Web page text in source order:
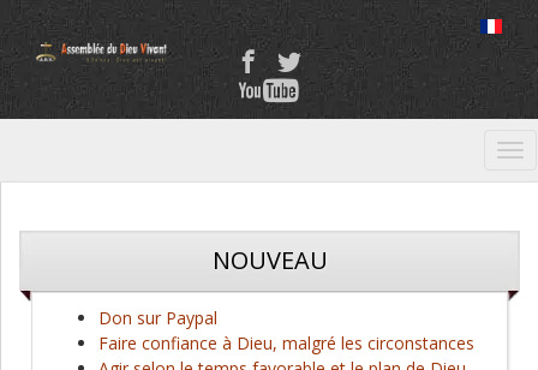
NOUVEAU
Don sur Paypal
Faire confiance à Dieu, malgré les circonstances